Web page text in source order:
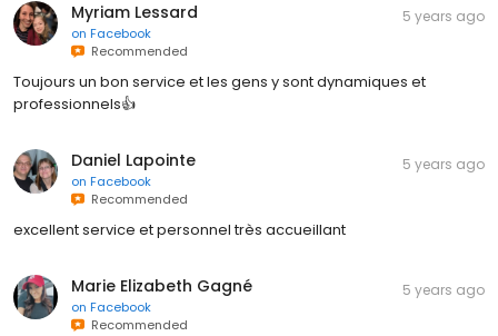
Myriam Lessard
on Facebook
Recommended
5 years ago
Toujours un bon service et les gens y sont dynamiques et
professionnels👍
Daniel Lapointe
on Facebook
Recommended
5 years ago
excellent service et personnel très accueillant
Marie Elizabeth Gagné
on Facebook
Recommended
5 years ago